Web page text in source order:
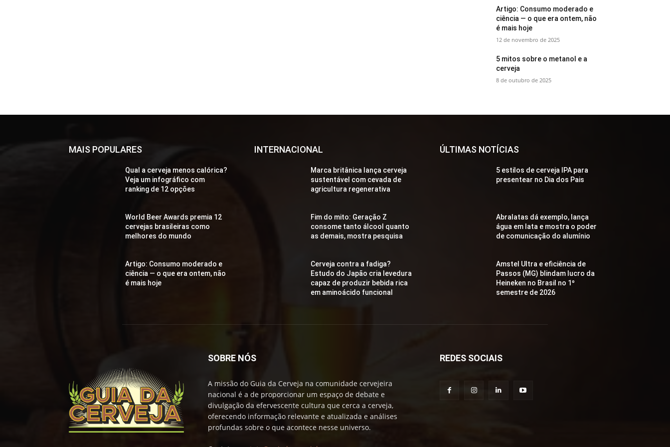
Artigo: Consumo moderado e
ciência — o que era ontem, não
é mais hoje
12 de novembro de 2025
5 mitos sobre o metanol e a
cerveja
8 de outubro de 2025
MAIS POPULARES
Qual a cerveja menos calórica?
Veja um infográfico com
ranking de 12 opções
World Beer Awards premia 12
cervejas brasileiras como
melhores do mundo
Artigo: Consumo moderado e
ciência — o que era ontem, não
é mais hoje
INTERNACIONAL
Marca britânica lança cerveja
sustentável com cevada de
agricultura regenerativa
Fim do mito: Geração Z
consome tanto álcool quanto
as demais, mostra pesquisa
Cerveja contra a fadiga?
Estudo do Japão cria levedura
capaz de produzir bebida rica
em aminoácido funcional
ÚLTIMAS NOTÍCIAS
5 estilos de cerveja IPA para
presentear no Dia dos Pais
Abralatas dá exemplo, lança
água em lata e mostra o poder
de comunicação do alumínio
Amstel Ultra e eficiência de
Passos (MG) blindam lucro da
Heineken no Brasil no 1º
semestre de 2026
SOBRE NÓS
A missão do Guia da Cerveja na comunidade cervejeira
nacional é a de proporcionar um espaço de debate e
divulgação da efervescente cultura que cerca a cerveja,
oferecendo informação relevante e atualizada e análises
profundas sobre o que acontece nesse universo.
REDES SOCIAIS